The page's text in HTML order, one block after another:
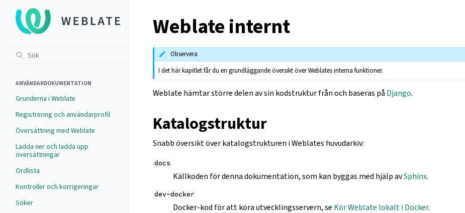
ANVÄNDARDOKUMENTATION
Grunderna i Weblate
Registrering och användarprofil
Översättning med Weblate
Ladda ner och ladda upp
översättningar
Ordlista
Kontroller och korrigeringar
Söker
Weblate internt
Observera
I det här kapitlet får du en grundläggande översikt över Weblates interna funktioner.
Weblate hämtar större delen av sin kodstruktur från och baseras på Django.
Katalogstruktur
Snabb översikt över katalogstrukturen i Weblates huvudarkiv:
docs
Källkoden för denna dokumentation, som kan byggas med hjälp avSphinx.
dev-docker
Docker-kod för att köra utvecklingsservern, se Kör Weblate lokalt i Docker.